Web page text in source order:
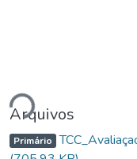
Arquivos
Primário